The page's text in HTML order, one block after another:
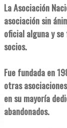
La Asociación
asociación sin
oficial alguna y
socios.
Fue fundada en
otras
en su mayoría
abandonados.